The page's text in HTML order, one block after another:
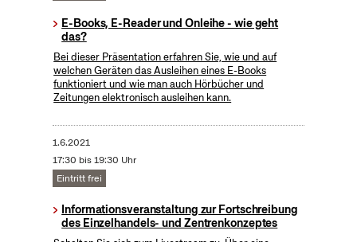
E-Books, E-Reader und Onleihe - wie geht
das?
Bei dieser Präsentation erfahren Sie, wie und auf
welchen Geräten das Ausleihen eines E-Books
funktioniert und wie man auch Hörbücher und
Zeitungen elektronisch ausleihen kann.
1.6.2021
17:30 bis 19:30 Uhr
Eintritt frei
Informationsveranstaltung zur Fortschreibung
des Einzelhandels- und Zentrenkonzeptes